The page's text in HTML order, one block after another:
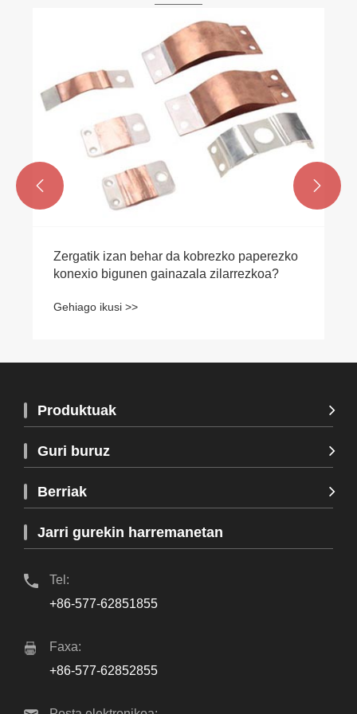
Zergatik izan behar da kobrezko paperezko
konexio bigunen gainazala zilarrezkoa?
Gehiago ikusi >>
 
Produktuak
Guri buruz
Berriak
Jarri gurekin harremanetan
Tel:
+86-577-62851855
Faxa:
+86-577-62852855